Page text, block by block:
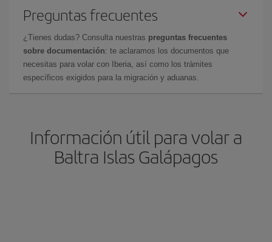
Preguntas frecuentes
¿Tienes dudas? Consulta nuestras preguntas frecuentes
sobre documentación: te aclaramos los documentos que
necesitas para volar con Iberia, así como los trámites
específicos exigidos para la migración y aduanas.
Información útil para volar a
Baltra Islas Galápagos